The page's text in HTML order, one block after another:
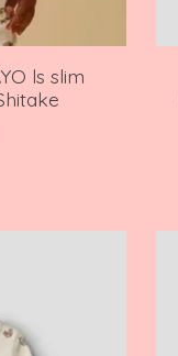
ls slim